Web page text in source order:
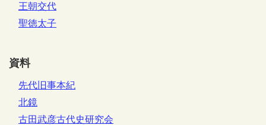
王朝交代
聖徳太子
資料
先代旧事本紀
北鏡
古田武彦古代史研究会